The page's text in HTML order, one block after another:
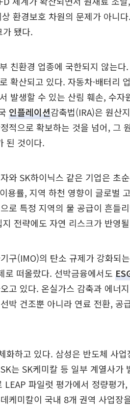
환경보호 차원의 문제가 아니
됐다.
친환경 업종에 국한되지 않는다
확산되고 있다. 자동차·배터리
발생할 수 있는 산림 훼손, 수자
인플레이션감축법(IRA)은 원산
적으로 확보하는 것을 넘어, 그
된 것이다.
와 SK하이닉스 같은 기업은 초
용률, 지역 하천 영향이 글로벌
로 특정 지역의 물 공급이 흔들
전략에도 자연 리스크가 반영
구(IMO)의 탄소 규제가 강화되
로 떠올랐다. 선박금융에서도
고 있다. 온실가스 감축과 에너
박 건조뿐 아니라 연료 전환, 공
하고 있다. 삼성은 반도체 사업
는 SK케미칼 등 일부 계열사가
파일럿 평가에서 정량평가
케미칼이 국내 8개 권역 사업장